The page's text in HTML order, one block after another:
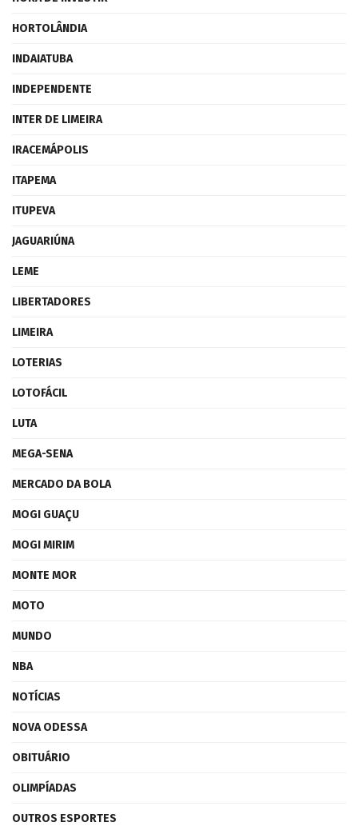
HORTOLÂNDIA
INDAIATUBA
INDEPENDENTE
INTER DE LIMEIRA
IRACEMÁPOLIS
ITAPEMA
ITUPEVA
JAGUARIÚNA
LEME
LIBERTADORES
LIMEIRA
LOTERIAS
LOTOFÁCIL
LUTA
MEGA-SENA
MERCADO DA BOLA
MOGI GUAÇU
MOGI MIRIM
MONTE MOR
MOTO
MUNDO
NBA
NOTÍCIAS
NOVA ODESSA
OBITUÁRIO
OLIMPÍADAS
OUTROS ESPORTES